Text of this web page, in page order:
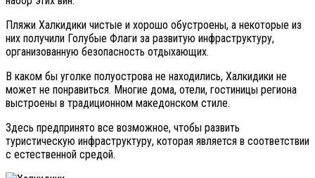
Пляжи Халкидики чистые и хорошо обустроены, а некоторые из
них получили Голубые Флаги за развитую инфраструктуру,
организованную безопасность отдыхающих.
В каком бы уголке полуострова не находились, Халкидики не
может не понравиться. Многие дома, отели, гостиницы региона
выстроены в традиционном македонском стиле.
Здесь предпринято все возможное, чтобы развить
туристическую инфраструктуру, которая является в соответствии
с естественной средой.